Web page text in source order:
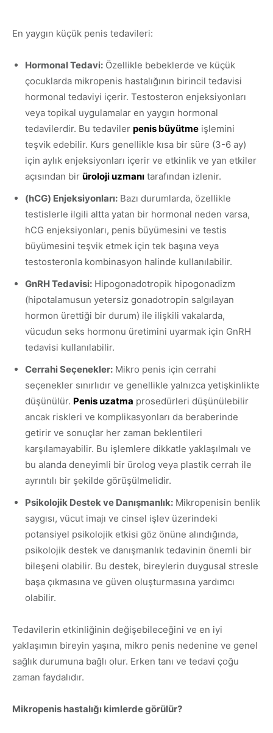
En yaygın küçük penis tedavileri:
Hormonal Tedavi: Özellikle bebeklerde ve küçük
çocuklarda mikropenis hastalığının birincil tedavisi
hormonal tedaviyi içerir. Testosteron enjeksiyonları
veya topikal uygulamalar en yaygın hormonal
tedavilerdir. Bu tedaviler penis büyütme işlemini
teşvik edebilir. Kurs genellikle kısa bir süre (3-6 ay)
için aylık enjeksiyonları içerir ve etkinlik ve yan etkiler
açısından bir üroloji uzmanı tarafından izlenir.
(hCG) Enjeksiyonları: Bazı durumlarda, özellikle
testislerle ilgili altta yatan bir hormonal neden varsa,
hCG enjeksiyonları, penis büyümesini ve testis
büyümesini teşvik etmek için tek başına veya
testosteronla kombinasyon halinde kullanılabilir.
GnRH Tedavisi: Hipogonadotropik hipogonadizm
(hipotalamusun yetersiz gonadotropin salgılayan
hormon ürettiği bir durum) ile ilişkili vakalarda,
vücudun seks hormonu üretimini uyarmak için GnRH
tedavisi kullanılabilir.
Cerrahi Seçenekler: Mikro penis için cerrahi
seçenekler sınırlıdır ve genellikle yalnızca yetişkinlikte
düşünülür. Penis uzatma prosedürleri düşünülebilir
ancak riskleri ve komplikasyonları da beraberinde
getirir ve sonuçlar her zaman beklentileri
karşılamayabilir. Bu işlemlere dikkatle yaklaşılmalı ve
bu alanda deneyimli bir ürolog veya plastik cerrah ile
ayrıntılı bir şekilde görüşülmelidir.
Psikolojik Destek ve Danışmanlık: Mikropenisin benlik
saygısı, vücut imajı ve cinsel işlev üzerindeki
potansiyel psikolojik etkisi göz önüne alındığında,
psikolojik destek ve danışmanlık tedavinin önemli bir
bileşeni olabilir. Bu destek, bireylerin duygusal stresle
başa çıkmasına ve güven oluşturmasına yardımcı
olabilir.
Tedavilerin etkinliğinin değişebileceğini ve en iyi
yaklaşımın bireyin yaşına, mikro penis nedenine ve genel
sağlık durumuna bağlı olur. Erken tanı ve tedavi çoğu
zaman faydalıdır.
Mikropenis hastalığı kimlerde görülür?